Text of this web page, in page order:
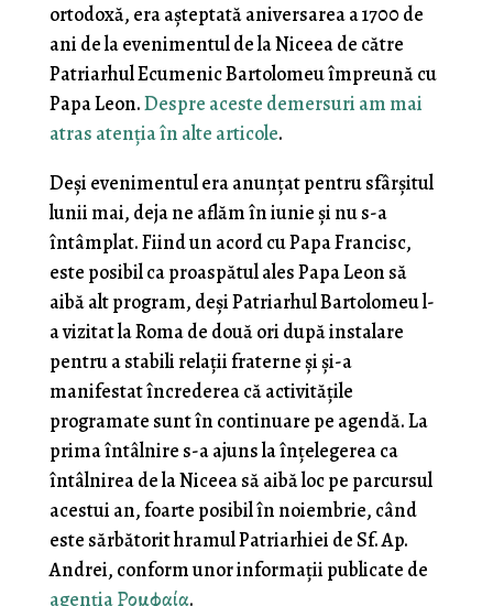
ortodoxă, era așteptată aniversarea a 1700 de
ani de la evenimentul de la Niceea de către
Patriarhul Ecumenic Bartolomeu împreună cu
Papa Leon.Despre aceste demersuri am mai
atras atenția în alte articole.
Deși evenimentul era anunțat pentru sfârșitul
lunii mai, deja ne aflăm în iunie și nu s-a
întâmplat. Fiind un acord cu Papa Francisc,
este posibil ca proaspătul ales Papa Leon să
aibă alt program, deși Patriarhul Bartolomeu l-
a vizitat la Roma de două ori după instalare
pentru a stabili relații fraterne și și-a
manifestat încrederea că activitățile
programate sunt în continuare pe agendă. La
prima întâlnire s-a ajuns la înțelegerea ca
întâlnirea de la Niceea să aibă loc pe parcursul
acestui an, foarte posibil în noiembrie, când
este sărbătorit hramul Patriarhiei de Sf. Ap.
Andrei, conform unor informații publicate de
agenția Ρομφαία.